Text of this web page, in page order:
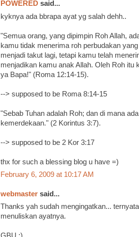
POWERED said...
kyknya ada bbrapa ayat yg salah dehh..
"Semua orang, yang dipimpin Roh Allah,
kamu tidak menerima roh perbudakan
menjadi takut lagi, tetapi kamu telah
menjadikan kamu anak Allah. Oleh Roh itu
ya Bapa!" (Roma 12:14-15).
--> supposed to be Roma 8:14-15
"Sebab Tuhan adalah Roh; dan di mana
kemerdekaan." (2 Korintus 3:7).
--> supposed to be 2 Kor 3:17
thx for such a blessing blog u have =)
February 6, 2009 at 10:17 AM
webmaster said...
Thanks yah sudah mengingatkan...
menuliskan ayatnya.